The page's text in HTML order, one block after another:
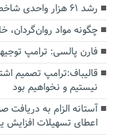
رشد ۶۱ هزار واحدی شاخص بورس
چگونه مواد روان‌گردان،
فارن پالسی: ترامپ
قالیباف:ترامپ تصمیم
نیستیم و نخواهیم بود
اعطای تسهیلات افزایش